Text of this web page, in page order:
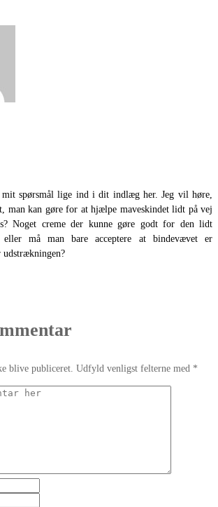
mit spørsmål lige ind i dit indlæg her. Jeg vil høre,
man kan gøre for at hjælpe maveskindet lidt på vej
Noget creme der kunne gøre godt for den lidt
må man bare acceptere at bindevævet er
udstrækningen?
blive publiceret. Udfyld venligst felterne med *